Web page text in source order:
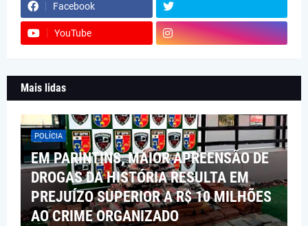
Facebook
YouTube
Mais lidas
POLÍCIA
EM PARINTINS, MAIOR APREENSÃO DE
DROGAS DA HISTÓRIA RESULTA EM
PREJUÍZO SUPERIOR A R$ 10 MILHÕES
AO CRIME ORGANIZADO